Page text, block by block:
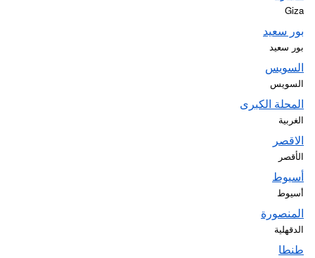
Giza
بور سعيد
بور سعيد
السويس
السويس
المحلة الكبرى
الغربية
الاقصر
الأقصر
أسيوط
أسيوط
المنصورة
الدقهلية
طنطا